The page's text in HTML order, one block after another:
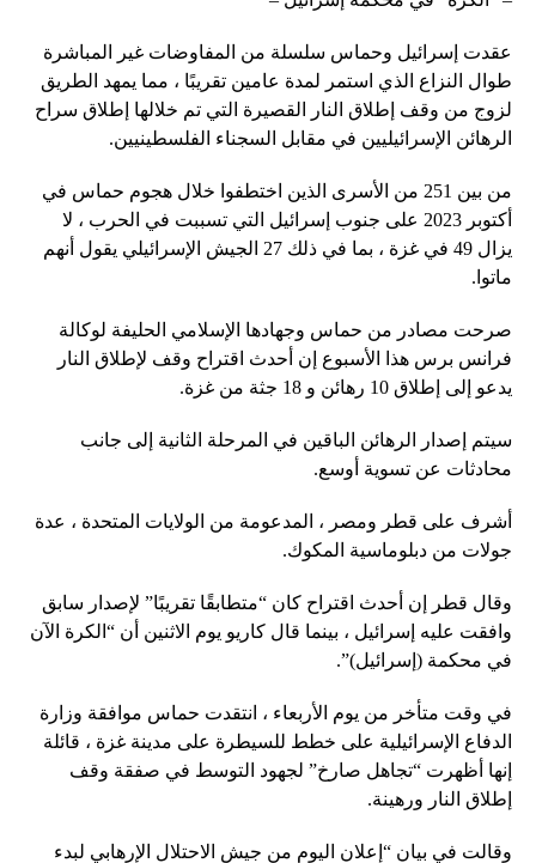
عقدت إسرائيل وحماس سلسلة من المفاوضات غير المباشرة
طوال النزاع الذي استمر لمدة عامين تقريبًا ، مما يمهد الطريق
لزوج من وقف إطلاق النار القصيرة التي تم خلالها إطلاق سراح
الرهائن الإسرائيليين في مقابل السجناء الفلسطينيين.
من بين 251 من الأسرى الذين اختطفوا خلال هجوم حماس في
أكتوبر 2023 على جنوب إسرائيل التي تسببت في الحرب ، لا
يزال 49 في غزة ، بما في ذلك 27 الجيش الإسرائيلي يقول أنهم
ماتوا.
صرحت مصادر من حماس وجهادها الإسلامي الحليفة لوكالة
فرانس برس هذا الأسبوع إن أحدث اقتراح وقف لإطلاق النار
يدعو إلى إطلاق 10 رهائن و 18 جثة من غزة.
سيتم إصدار الرهائن الباقين في المرحلة الثانية إلى جانب
محادثات عن تسوية أوسع.
أشرف على قطر ومصر ، المدعومة من الولايات المتحدة ، عدة
جولات من دبلوماسية المكوك.
وقال قطر إن أحدث اقتراح كان “متطابقًا تقريبًا” لإصدار سابق
وافقت عليه إسرائيل ، بينما قال كاريو يوم الاثنين أن “الكرة الآن
في محكمة (إسرائيل)”.
في وقت متأخر من يوم الأربعاء ، انتقدت حماس موافقة وزارة
الدفاع الإسرائيلية على خطط للسيطرة على مدينة غزة ، قائلة
إنها أظهرت “تجاهل صارخ” لجهود التوسط في صفقة وقف
إطلاق النار ورهينة.
وقالت في بيان “إعلان اليوم من جيش الاحتلال الإرهابي لبدء